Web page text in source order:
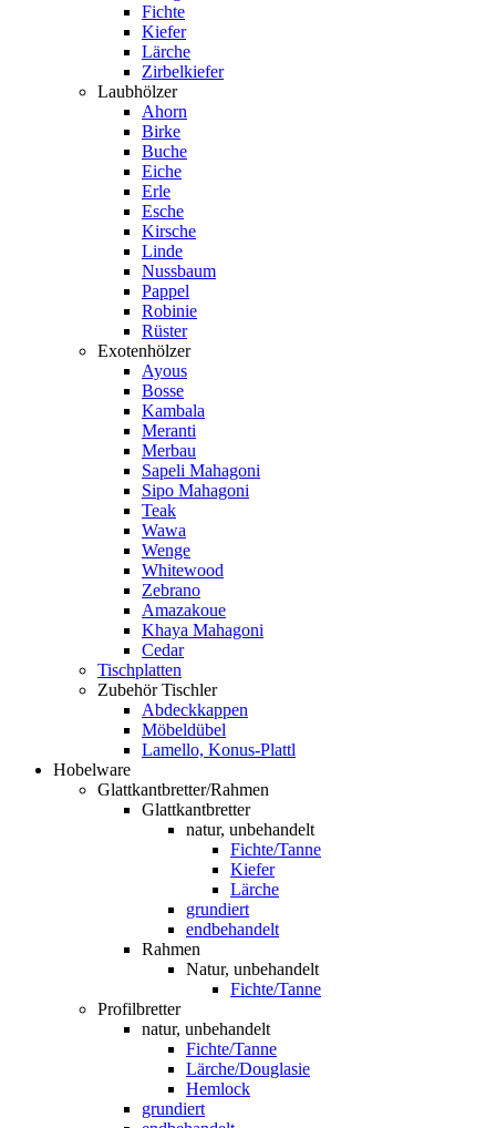
Fichte
Kiefer
Lärche
Zirbelkiefer
Laubhölzer
Ahorn
Birke
Buche
Eiche
Erle
Esche
Kirsche
Linde
Nussbaum
Pappel
Robinie
Rüster
Exotenhölzer
Ayous
Bosse
Kambala
Meranti
Merbau
Sapeli Mahagoni
Sipo Mahagoni
Teak
Wawa
Wenge
Whitewood
Zebrano
Amazakoue
Khaya Mahagoni
Cedar
Tischplatten
Zubehör Tischler
Abdeckkappen
Möbeldübel
Lamello, Konus-Plattl
Hobelware
Glattkantbretter/Rahmen
Glattkantbretter
natur, unbehandelt
Fichte/Tanne
Kiefer
Lärche
grundiert
endbehandelt
Rahmen
Natur, unbehandelt
Fichte/Tanne
Profilbretter
natur, unbehandelt
Fichte/Tanne
Lärche/Douglasie
Hemlock
grundiert